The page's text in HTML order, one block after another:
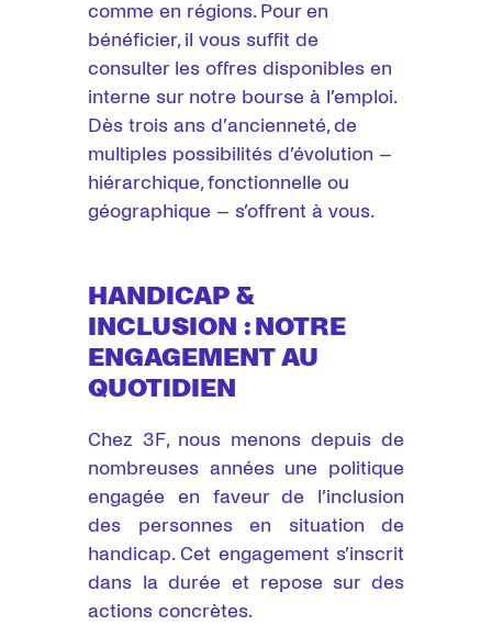
comme en régions. Pour en
bénéficier, il vous suffit de
consulter les offres disponibles en
interne sur notre bourse à l’emploi.
Dès trois ans d’ancienneté, de
multiples possibilités d’évolution –
hiérarchique, fonctionnelle ou
géographique – s’offrent à vous.
HANDICAP &
INCLUSION : NOTRE
ENGAGEMENT AU
QUOTIDIEN
Chez 3F, nous menons depuis de
nombreuses années une politique
engagée en faveur de l’inclusion
des personnes en situation de
handicap. Cet engagement s’inscrit
dans la durée et repose sur des
actions concrètes.